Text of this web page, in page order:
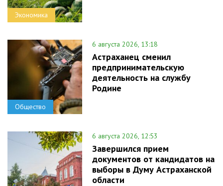
Экономика
Общество
6 августа 2026, 13:18
Астраханец сменил
предпринимательскую
деятельность на службу
Родине
6 августа 2026, 12:53
Завершился прием
документов от кандидатов на
выборы в Думу Астраханской
области